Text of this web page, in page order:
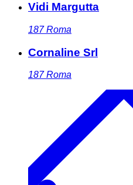
Vidi Margutta
187 Roma
Cornaline Srl
187 Roma